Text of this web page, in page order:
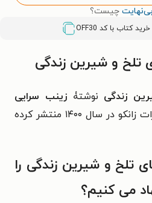
بی‌نهایت چیست؟
OFF30
تلخ و شیرین زندگی
زندگی نوشتۀزینب سرایی
است. این کتاب را انتشارات زانکو در سال ۱۴۰۰ منتشر کرده
تلخ و شیرین زندگی را
می کنیم؟